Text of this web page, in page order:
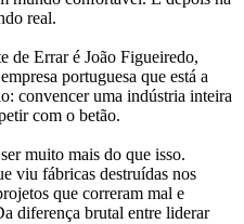
real.
de Errar é João Figueiredo,
portuguesa que está a
convencer uma indústria inteira
com o betão.
muito mais do que isso.
viu fábricas destruídas nos
que correram mal e
diferença brutal entre liderar